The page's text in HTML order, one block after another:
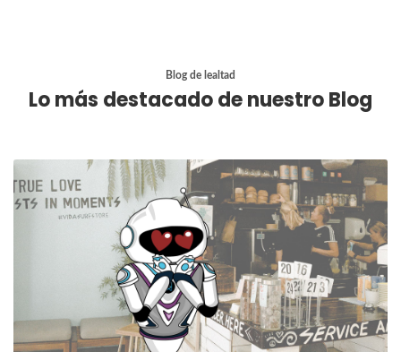
Blog de lealtad
Lo más destacado de nuestro Blog